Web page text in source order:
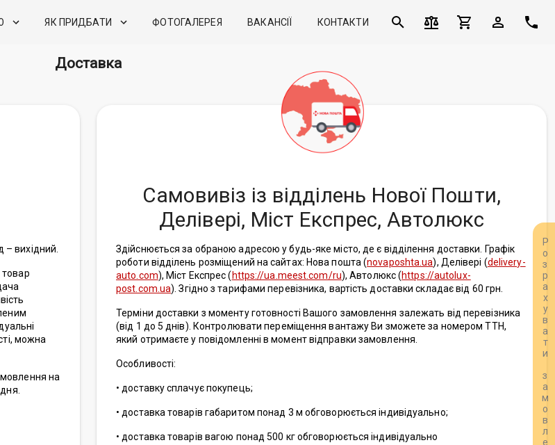
ЯК ПРИДБАТИ ФОТОГАЛЕРЕЯ ВАКАНСІЇ КОНТАКТИ
Розрахувати замовлення
Доставка
– вихідний.
товар
можна
на
Самовивіз із відділень Нової Пошти,
Делівері, Міст Експрес, Автолюкс
Здійснюється за обраною адресою у будь-яке місто, де є відділення доставки. Графік
роботи відділень розміщений на сайтах: Нова пошта (novaposhta.ua), Делівері (delivery-
auto.com), Міст Експрес ( https://ua.meest.com/ru), Автолюкс (https://autolux-
post.com.ua). Згідно з тарифами перевізника, вартість доставки складає від 60 грн.
Терміни доставки з моменту готовності Вашого замовлення залежать від перевізника
(від 1 до 5 днів). Контролювати переміщення вантажу Ви зможете за номером ТТН,
який отримаєте у повідомленні в момент відправки замовлення.
Особливості:
• доставку сплачує покупець;
• доставка товарів габаритом понад 3 м обговорюється індивідуально;
• доставка товарів вагою понад 500 кг обговорюється індивідуально